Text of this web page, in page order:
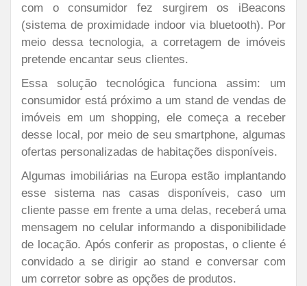
com o consumidor fez surgirem os iBeacons
(sistema de proximidade indoor via bluetooth). Por
meio dessa tecnologia, a corretagem de imóveis
pretende encantar seus clientes.
Essa solução tecnológica funciona assim: um
consumidor está próximo a um stand de vendas de
imóveis em um shopping, ele começa a receber
desse local, por meio de seu smartphone, algumas
ofertas personalizadas de habitações disponíveis.
Algumas imobiliárias na Europa estão implantando
esse sistema nas casas disponíveis, caso um
cliente passe em frente a uma delas, receberá uma
mensagem no celular informando a disponibilidade
de locação. Após conferir as propostas, o cliente é
convidado a se dirigir ao stand e conversar com
um corretor sobre as opções de produtos.